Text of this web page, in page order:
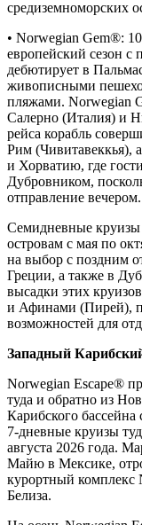
средиземноморских
• Norwegian Gem®:
европейский сезон с
дебютирует в
живописными
пляжами. Norwegian
Салерно (Италия) и
рейса корабль
Рим (Чивитавеккья),
и Хорватию, где
Дубровником,
отправление вечером.
Семидневные круизы
островам с мая по
на выбор с поздним
Греции, а также в
высадки этих
и Афинами (Пирей),
возможностей для
Западный
Norwegian Escape®
туда и обратно из
Карибского бассейна
7-дневные круизы
августа 2026 года.
Майю в Мексике,
курортный комплекс
Белиза.